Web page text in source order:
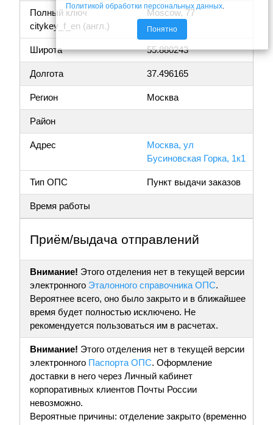
Полный ключ
citykey_f_en (англ.)
Moscow, 77
Широта 55.880243
Долгота 37.496165
Регион Москва
Район
Адрес
Москва, ул
Бусиновская Горка, 1к1
Тип ОПС Пункт выдачи заказов
Время работы
Приём/выдача отправлений
Внимание! Этого отделения нет в текущей версии
электронного Эталонного справочника ОПС.
Вероятнее всего, оно было закрыто и в ближайшее
время будет полностью исключено. Не
рекомендуется пользоваться им в расчетах.
Внимание! Этого отделения нет в текущей версии
электронного Паспорта ОПС. Оформление
доставки в него через Личный кабинет
корпоративных клиентов Почты России
невозможно.
Вероятные причины: отделение закрыто (временно
Политикой обработки персональных данных
Понятно